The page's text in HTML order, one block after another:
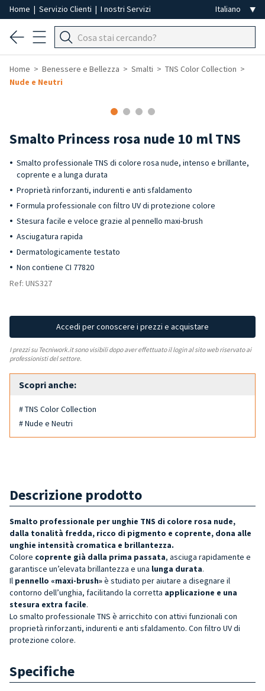
Home | Servizio Clienti | I nostri Servizi
Home Benessere e Bellezza Smalti
TNS Color Collection
Nude e Neutri
Smalto Princess rosa nude 10 ml TNS
Smalto professionale TNS di colore rosa nude, intenso e brillante,
coprente e a lunga durata
Proprietà rinforzanti, indurenti e anti sfaldamento
Formula professionale con filtro UV di protezione colore
Stesura facile e veloce grazie al pennello maxi-brush
Asciugatura rapida
Dermatologicamente testato
Non contiene CI 77820
Ref: UNS327
Accedi per conoscere i prezzi e acquistare
I prezzi su Tecniwork.it sono visibili dopo aver effettuato il login al sito web riservato ai
professionisti del settore.
Scopri anche:
# TNS Color Collection
# Nude e Neutri
Descrizione prodotto
Smalto professionale per unghie TNS di colore rosa nude,
dalla tonalità fredda, ricco di pigmento e coprente, dona alle
unghie intensità cromatica e brillantezza.
Colore coprente già dalla prima passata, asciuga rapidamente e
garantisce un’elevata brillantezza e una lunga durata.
Il pennello «maxi-brush»è studiato per aiutare a disegnare il
contorno dell’unghia, facilitando la corretta applicazione e una
stesura extra facile.
Lo smalto professionale TNS è arricchito con attivi funzionali con
proprietà rinforzanti, indurenti e anti sfaldamento. Con filtro UV di
protezione colore.
Specifiche